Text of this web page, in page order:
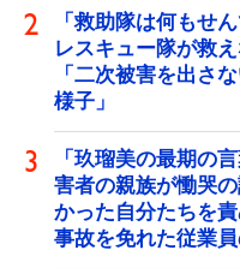
「救助隊は何もせ
レスキュー隊が救
「二次被害を出さ
様子」
「玖瑠美の最期
害者の親族が慟哭
かった自分たちを
事故を免れた従業